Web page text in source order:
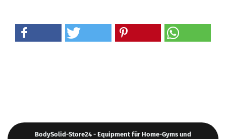
BodySolid-Store24 - Equipment für Home-Gyms und